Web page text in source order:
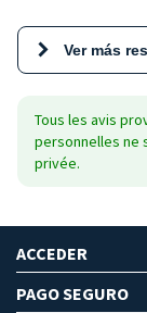
Ver más
Tous les avis
personnelles ne
privée.
ACCEDER
PAGO SEGURO